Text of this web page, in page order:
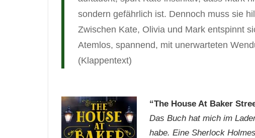
sondern gefährlich ist. Dennoch muss sie
Zwischen Kate, Olivia und Mark entspinnt
Atemlos, spannend, mit unerwarteten
(Klappentext)
“The House At Baker
Das Buch hat mich im
habe. Eine Sherlock